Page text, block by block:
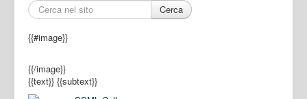
Cerca
{{#image}}
{{/image}}
{{text}} {{subtext}}